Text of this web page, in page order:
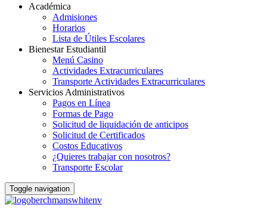
Académica
Admisiones
Horarios
Lista de Útiles Escolares
Bienestar Estudiantil
Menú Casino
Actividades Extracurriculares
Transporte Actividades Extracurriculares
Servicios Administrativos
Pagos en Línea
Formas de Pago
Solicitud de liquidación de anticipos
Solicitud de Certificados
Costos Educativos
¿Quieres trabajar con nosotros?
Transporte Escolar
Toggle navigation